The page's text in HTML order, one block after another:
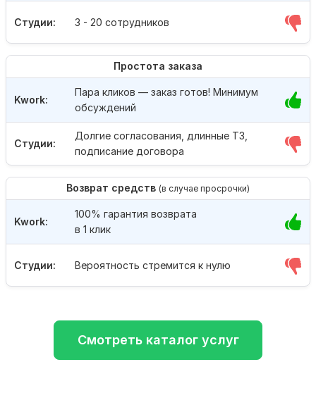
Студии: 3 - 20 сотрудников
Простота заказа
Студии:
Долгие согласования, длинные ТЗ,
подписание договора
Kwork:
Пара кликов — заказ готов! Минимум
обсуждений
Возврат средств (в случае просрочки)
Студии: Вероятность стремится к нулю
Kwork:
100% гарантия возврата
в 1 клик
Смотреть каталог услуг